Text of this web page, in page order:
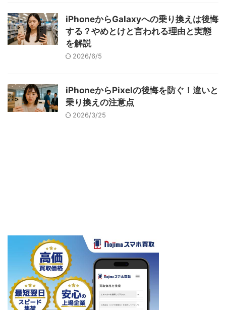
iPhoneからGalaxyへの乗り換えは後悔
する？やめとけと言われる理由と実態
を解説
2026/6/5
iPhoneからPixelの後悔を防ぐ！違いと
乗り換えの注意点
2026/3/25